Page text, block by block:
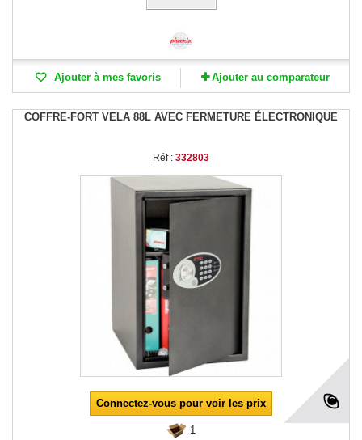
Ajouter à mes favoris Ajouter au comparateur
COFFRE-FORT VELA 88L AVEC FERMETURE ÉLECTRONIQUE
Réf : 332803
Connectez-vous pour voir les prix
1